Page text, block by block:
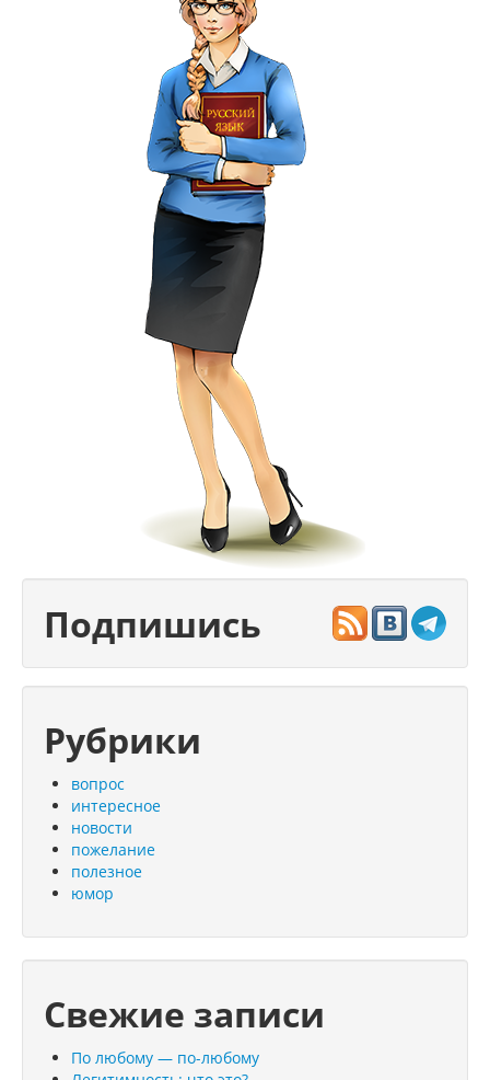
Подпишись
Рубрики
вопрос
интересное
новости
пожелание
полезное
юмор
Свежие записи
По любому — по-любому